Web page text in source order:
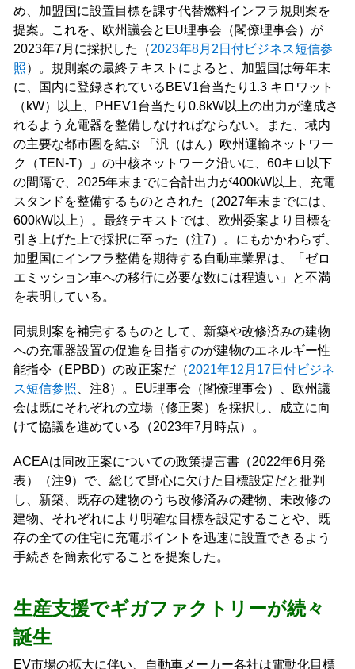
め、加盟国に設置目標を課す代替燃料インフラ規則案を
提案。これを、欧州議会とEU理事会（閣僚理事会）が
2023年7月に採択した（2023年8月2日付ビジネス短信参
照）。規則案の最終テキストによると、加盟国は毎年末
に、国内に登録されているBEV1台当たり1.3 キロワット
（kW）以上、PHEV1台当たり0.8kW以上の出力が達成さ
れるよう充電器を整備しなければならない。また、域内
の主要な都市圏を結ぶ 「汎（はん）欧州運輸ネットワー
ク（TEN-T）」の中核ネットワーク沿いに、60キロ以下
の間隔で、2025年末までに合計出力が400kW以上、充電
スタンドを整備するものとされた（2027年末までには、
600kW以上）。最終テキストでは、欧州委案より目標を
引き上げた上で採択に至った（注7）。にもかかわらず、
加盟国にインフラ整備を期待する自動車業界は、「ゼロ
エミッション車への移行に必要な数には程遠い」と不満
を表明している。
同規則案を補完するものとして、新築や改修済みの建物
への充電器設置の促進を目指すのが建物のエネルギー性
能指令（EPBD）の改正案だ（2021年12月17日付ビジネ
ス短信参照 、注8）。EU理事会（閣僚理事会）、欧州議
会は既にそれぞれの立場（修正案）を採択し、成立に向
けて協議を進めている（2023年7月時点）。
ACEAは同改正案についての政策提言書（2022年6月発
表）（注9）で、総じて野心に欠けた目標設定だと批判
し、新築、既存の建物のうち改修済みの建物、未改修の
建物、それぞれにより明確な目標を設定することや、既
存の全ての住宅に充電ポイントを迅速に設置できるよう
手続きを簡素化することを提案した。
生産支援でギガファクトリーが続々
誕生
EV市場の拡大に伴い、自動車メーカー各社は電動化目標